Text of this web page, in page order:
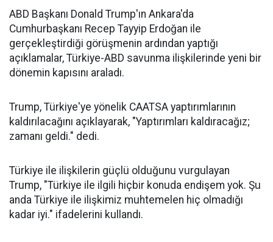
ABD Başkanı Donald Trump'ın Ankara'da
Cumhurbaşkanı Recep Tayyip Erdoğan ile
gerçekleştirdiği görüşmenin ardından yaptığı
açıklamalar, Türkiye-ABD savunma ilişkilerinde yeni bir
dönemin kapısını araladı.
Trump, Türkiye'ye yönelik CAATSA yaptırımlarının
kaldırılacağını açıklayarak, "Yaptırımları kaldıracağız;
zamanı geldi." dedi.
Türkiye ile ilişkilerin güçlü olduğunu vurgulayan
Trump, "Türkiye ile ilgili hiçbir konuda endişem yok. Şu
anda Türkiye ile ilişkimiz muhtemelen hiç olmadığı
kadar iyi." ifadelerini kullandı.